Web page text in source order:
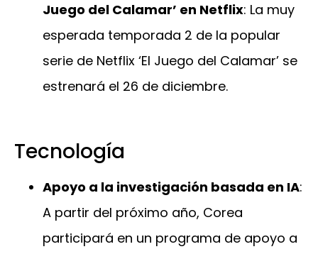
Juego del Calamar’ en Netflix: La muy
esperada temporada 2 de la popular
serie de Netflix ‘El Juego del Calamar’ se
estrenará el 26 de diciembre.
Tecnología
Apoyo a la investigación basada en IA:
A partir del próximo año, Corea
participará en un programa de apoyo a